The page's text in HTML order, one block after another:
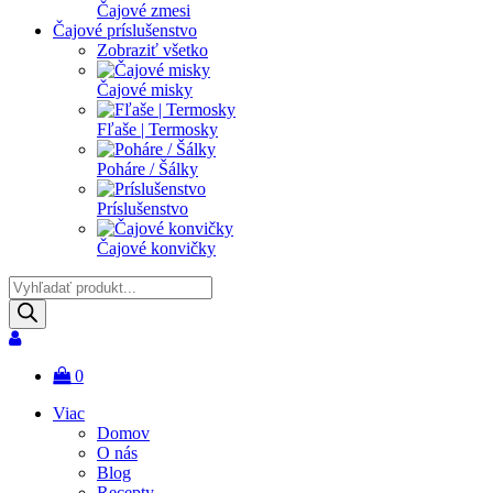
Čajové zmesi
Čajové príslušenstvo
Zobraziť všetko
Čajové misky
Fľaše | Termosky
Poháre / Šálky
Príslušenstvo
Čajové konvičky
Products
search
0
Viac
Domov
O nás
Blog